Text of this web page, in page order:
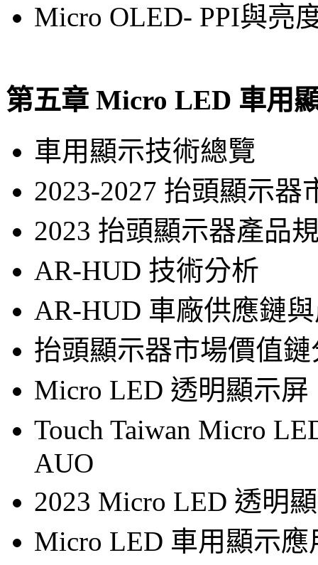
Micro OLED- PPI與亮
第五章 Micro LED 車用
車用顯示技術總覽
2023-2027 抬頭顯示
2023 抬頭顯示器產品
AR-HUD 技術分析
AR-HUD 車廠供應鏈
抬頭顯示器市場價值鏈
Micro LED 透明顯示屏
Touch Taiwan Micro
AUO
2023 Micro LED 透明
Micro LED 車用顯示應